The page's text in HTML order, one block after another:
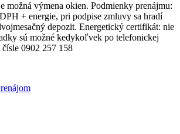
možná výmena okien. Podmienky prenájmu:
+ energie, pri podpise zmluvy sa hradí
depozit. Energetický certifikát: nie
sú možné kedykoľvek po telefonickej
0902 257 158